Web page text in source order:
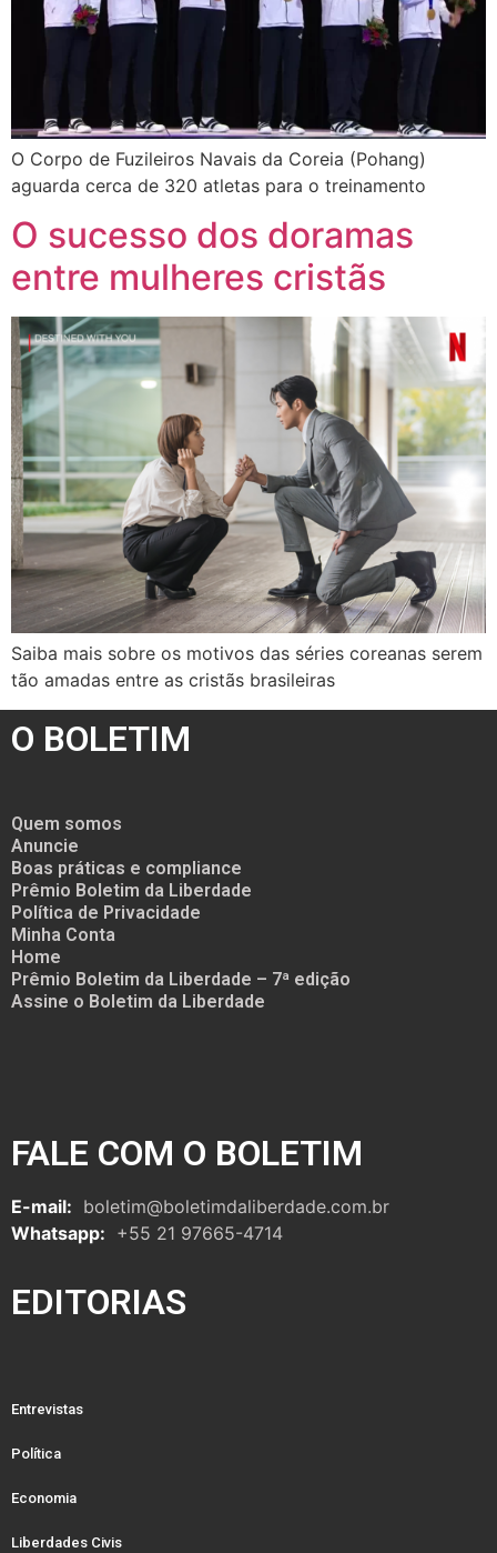
O Corpo de Fuzileiros Navais da Coreia (Pohang)
aguarda cerca de 320 atletas para o treinamento
O sucesso dos doramas
entre mulheres cristãs
Saiba mais sobre os motivos das séries coreanas serem
tão amadas entre as cristãs brasileiras
O BOLETIM
Quem somos
Anuncie
Boas práticas e compliance
Prêmio Boletim da Liberdade
Política de Privacidade
Minha Conta
Home
Prêmio Boletim da Liberdade – 7ª edição
Assine o Boletim da Liberdade
FALE COM O BOLETIM
E-mail: boletim@boletimdaliberdade.com.br
Whatsapp: +55 21 97665-4714
EDITORIAS
Entrevistas
Política
Economia
Liberdades Civis